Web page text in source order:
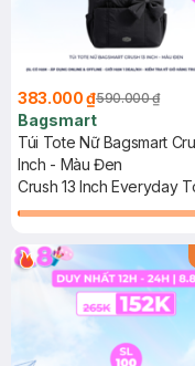
383.000 ₫590.000 ₫
Bagsmart
Túi Tote Nữ Bagsmart
Inch - Màu Đen
Crush 13 Inch Everyday
S